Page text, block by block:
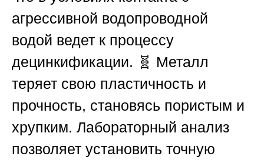
агрессивной водопроводной
водой ведет к процессу
децинкификации. 🧬 Металл
теряет свою пластичность и
прочность, становясь пористым и
хрупким. Лабораторный анализ
позволяет установить точную